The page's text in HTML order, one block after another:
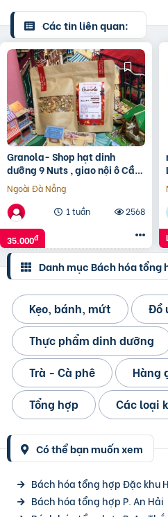
Các tin liên quan:
Granola- Shop hạt dinh
dưỡng 9 Nuts , giao nội ô Cần
Thơ
Ngoài Đà Nẵng
1 tuần
2568
35.000đ
Danh mục Bách hóa tổng
Kẹo, bánh, mứt
Đồ
Thực phẩm dinh dưỡng
Trà - Cà phê
Hàng
Tổng hợp
Các loại
Có thể bạn muốn xem
Bách hóa tổng hợp Đặc khu
Bách hóa tổng hợp P. An Hải